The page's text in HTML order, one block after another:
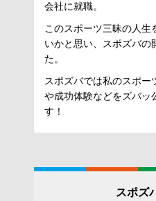
会社に就職。
このスポーツ三昧の人生
いかと思い、スポズバの
た。
スポズバでは私のスポー
や成功体験などをズバッ
す！
スポズ